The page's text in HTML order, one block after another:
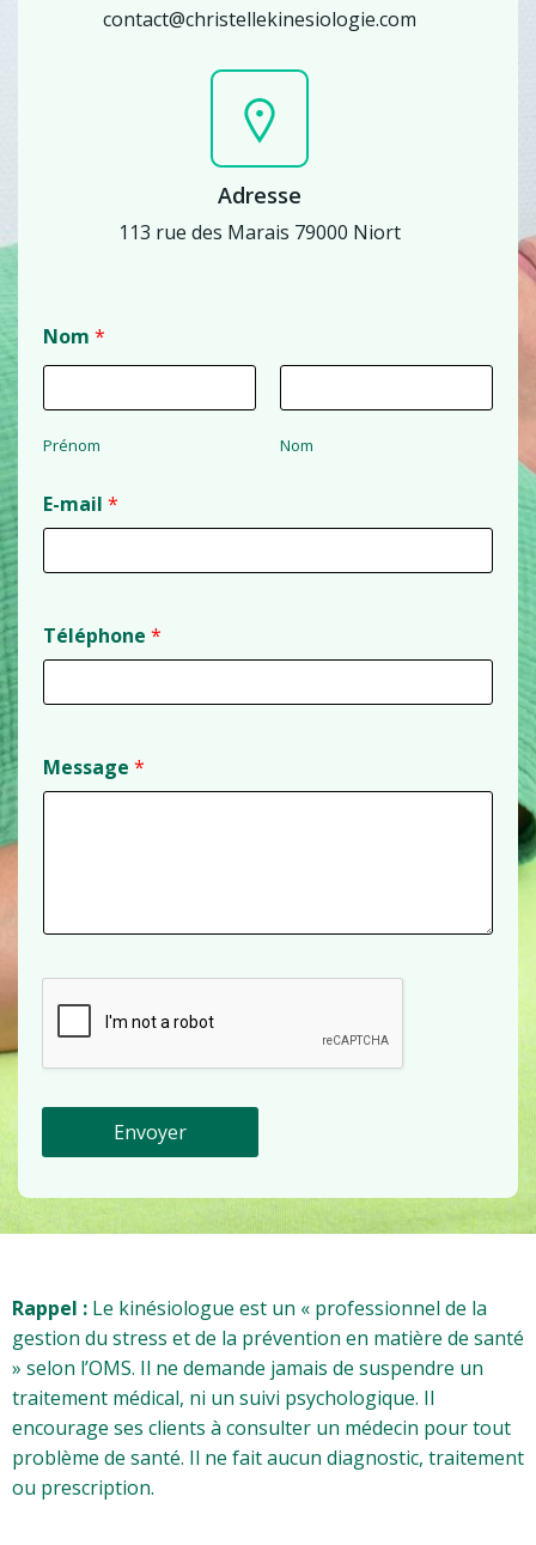
contact@christellekinesiologie.com
Adresse
113 rue des Marais 79000 Niort
Nom *
Prénom Nom
E-mail *
Téléphone *
Message *
Envoyer
Rappel : Le kinésiologue est un « professionnel de la
gestion du stress et de la prévention en matière de santé
» selon l’OMS. Il ne demande jamais de suspendre un
traitement médical, ni un suivi psychologique. Il
encourage ses clients à consulter un médecin pour tout
problème de santé. Il ne fait aucun diagnostic, traitement
ou prescription.